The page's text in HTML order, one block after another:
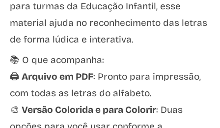
para turmas da Educação Infantil, esse
material ajuda no reconhecimento das letras
de forma lúdica e interativa.
📚 O que acompanha:
🖨️ Arquivo em PDF: Pronto para impressão,
com todas as letras do alfabeto.
🎨 Versão Colorida e para Colorir: Duas